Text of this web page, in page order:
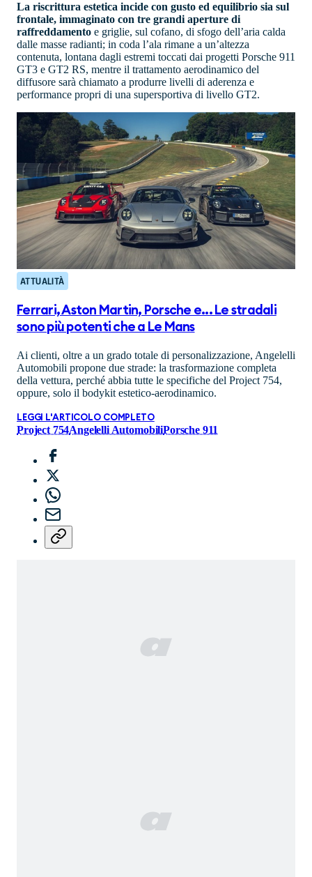
La riscrittura estetica incide con gusto ed equilibrio sia sul
frontale, immaginato con tre grandi aperture di
raffreddamento e griglie, sul cofano, di sfogo dell’aria calda
dalle masse radianti; in coda l’ala rimane a un’altezza
contenuta, lontana dagli estremi toccati dai progetti Porsche 911
GT3 e GT2 RS, mentre il trattamento aerodinamico del
diffusore sarà chiamato a produrre livelli di aderenza e
performance propri di una supersportiva di livello GT2.
ATTUALITÀ
Ferrari, Aston Martin, Porsche e... Le stradali
sono più potenti che a Le Mans
Ai clienti, oltre a un grado totale di personalizzazione, Angelelli
Automobili propone due strade: la trasformazione completa
della vettura, perché abbia tutte le specifiche del Project 754,
oppure, solo il bodykit estetico-aerodinamico.
LEGGI L'ARTICOLO COMPLETO
Project 754Angelelli AutomobiliPorsche 911